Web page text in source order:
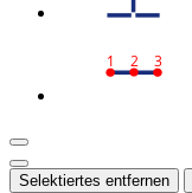
1 2 3
Selektiertes entfernen